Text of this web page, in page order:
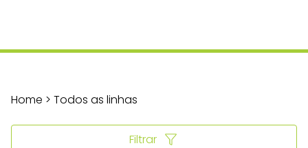
Home > Todos as linhas
Filtrar